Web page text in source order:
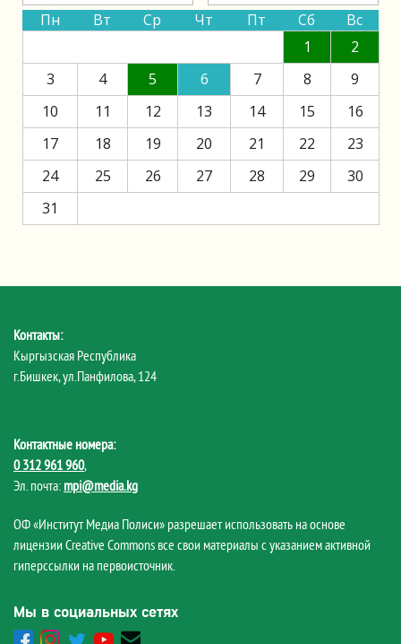
Пн Вт Ср Чт Пт Сб
Вс
1
2
3
4 5 6 7 8
9
10
11 12 13 14 15
16
17
18 19 20 21 22
23
24
25 26 27 28 29
30
31
Контакты:
Кыргызская Республика
г.Бишкек, ул.Панфилова, 124
Контактные номера:
0 312 961 960,
Эл. почта: mpi@media.kg
ОФ «Институт Медиа Полиси» разрешает использовать на основе
лицензии Creative Commons все свои материалы с указанием активной
гиперссылки на первоисточник.
Мы в социальных сетях